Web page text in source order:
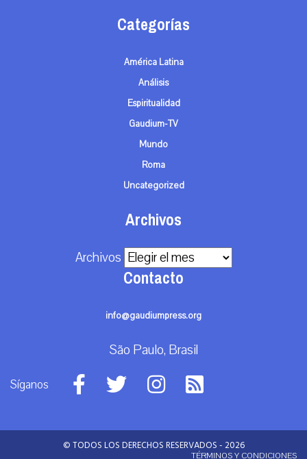
Categorías
América Latina
Análisis
Espiritualidad
Gaudium-TV
Mundo
Roma
Uncategorized
Archivos
Archivos
Contacto
info@gaudiumpress.org
São Paulo, Brasil
Síganos
© TODOS LOS DERECHOS RESERVADOS - 2026
TÉRMINOS Y CONDICIONES